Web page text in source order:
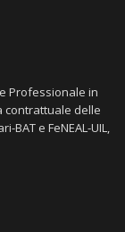
Professionale in
contrattuale delle
e FeNEAL-UIL,